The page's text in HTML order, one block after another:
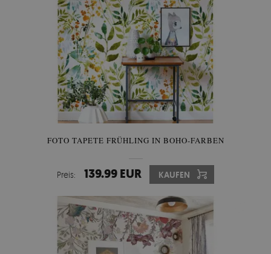
FOTO TAPETE FRÜHLING IN BOHO-FARBEN
Preis: 139.99 EUR KAUFEN